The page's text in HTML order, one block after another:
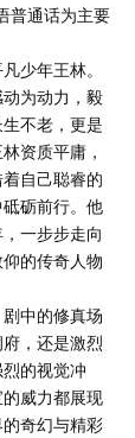
普通话为主要
少年王林。
为动力，毅
不老，更是
资质平庸，
自己聪睿的
砺前行。他
一步步走向
的传奇人物
中的修真场
，还是激烈
的视觉冲
威力都展现
奇幻与精彩